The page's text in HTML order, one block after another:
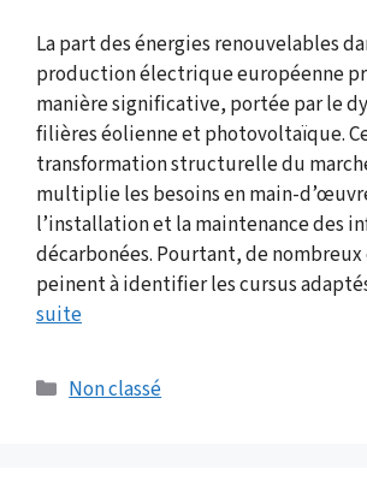
La part des énergies renouvelables
production électrique européenne
manière significative, portée par le
filières éolienne et photovoltaïque.
transformation structurelle du
multiplie les besoins en main-
l’installation et la maintenance des
décarbonées. Pourtant, de
peinent à identifier les cursus
suite
Catégories
Non classé